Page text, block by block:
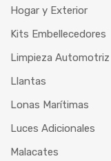
Hogar y Exterior
Kits Embellecedores
Limpieza Automotriz
Llantas
Lonas Marítimas
Luces Adicionales
Malacates